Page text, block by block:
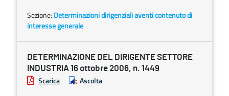
Sezione: Determinazioni dirigenziali aventi contenuto di
interesse generale
DETERMINAZIONE DEL DIRIGENTE SETTORE
INDUSTRIA 16 ottobre 2006, n. 1449
Scarica Ascolta